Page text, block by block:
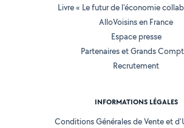
Livre « Le futur de l'économie
AlloVoisins en France
Espace presse
Partenaires et Grands
Recrutement
INFORMATIONS LÉGALES
Conditions Générales de Vente et